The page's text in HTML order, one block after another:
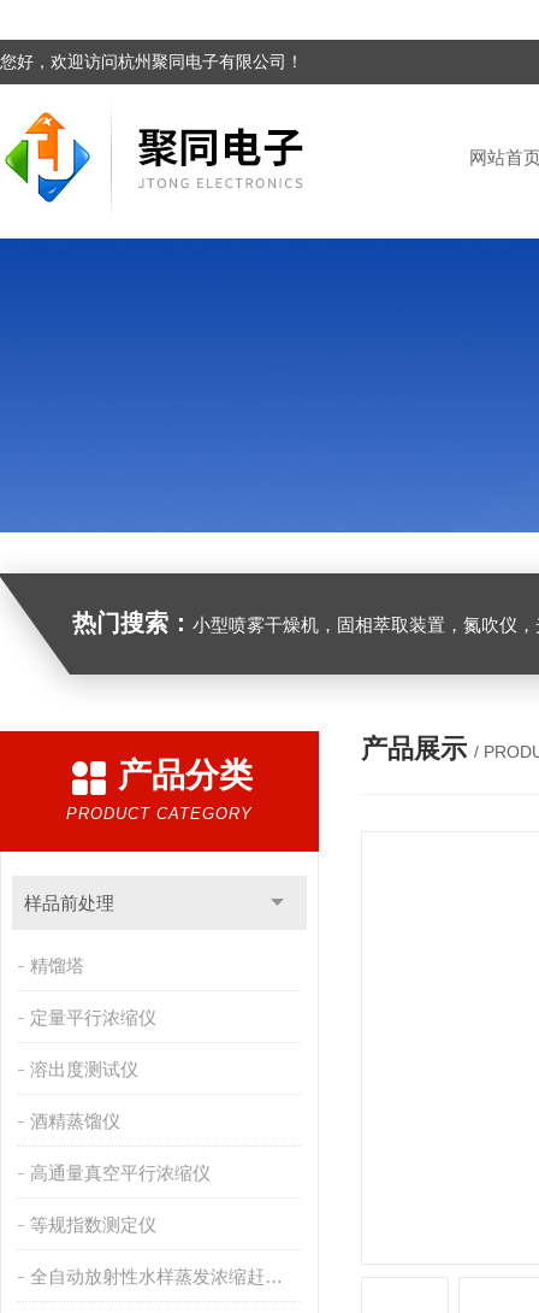
您好，欢迎访问杭州聚同电子有限公司！
网站首
热门搜索： 小型喷雾干燥机，固相萃取装置，氮吹仪，光化学反应仪，低温恒温槽，超声波细胞
产品分类
PRODUCT CATEGORY
样品前处理
精馏塔
定量平行浓缩仪
溶出度测试仪
酒精蒸馏仪
高通量真空平行浓缩仪
等规指数测定仪
全自动放射性水样蒸发浓缩赶酸仪
产品展示 /